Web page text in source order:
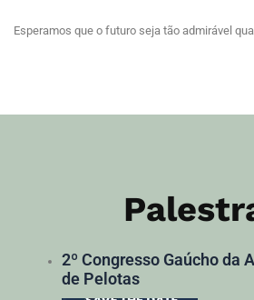
Esperamos que o futuro seja tão admirável
2º Congresso Gaúcho da
de Pelotas